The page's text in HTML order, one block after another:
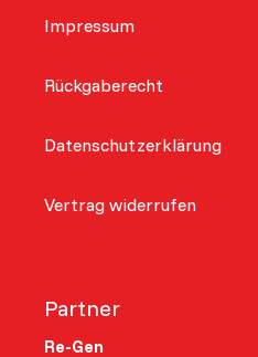
Impressum
Rückgaberecht
Datenschutzerklärung
Vertrag widerrufen
Partner
Re-Gen